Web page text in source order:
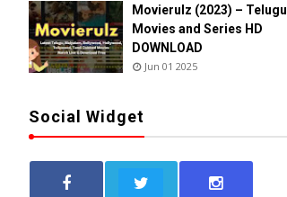
Movierulz (2023) – Telugu
Movies and Series HD
DOWNLOAD
Jun 01 2025
Social Widget